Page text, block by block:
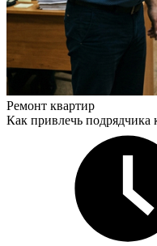
Ремонт квартир
Как привлечь подрядчика